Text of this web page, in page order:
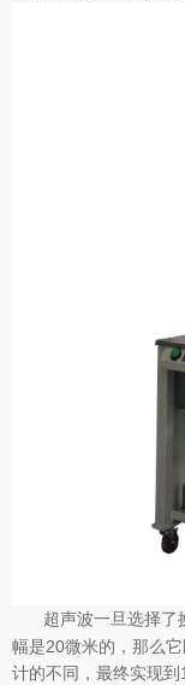
超声波一旦选择了
幅是20微米的，那么
计的不同，最终实现